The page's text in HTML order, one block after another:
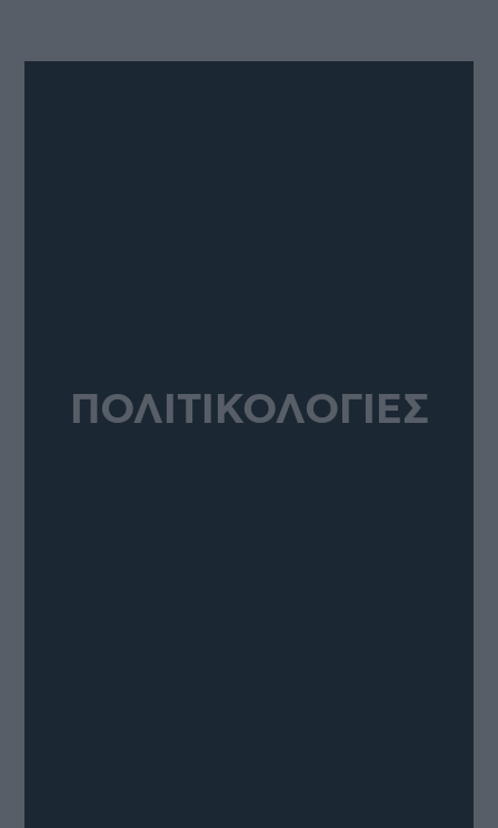
ΠΟΛΙΤΙΚΟΛΟΓΙΕΣ